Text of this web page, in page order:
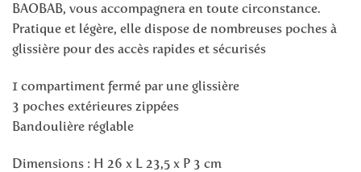
BAOBAB, vous accompagnera en toute circonstance.
Pratique et légère, elle dispose de nombreuses poches à
glissière pour des accès rapides et sécurisés
1 compartiment fermé par une glissière
3 poches extérieures zippées
Bandoulière réglable
Dimensions : H 26 x L 23,5 x P 3 cm